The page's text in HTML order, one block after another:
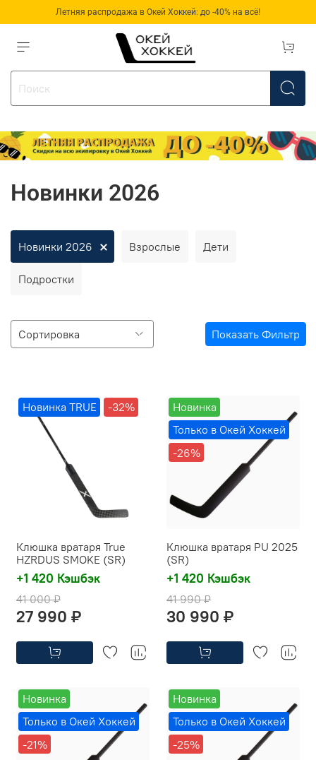
Летняя распродажа в Окей Хоккей: до -40% на всё!
Новинки 2026
Новинки 2026 Взрослые Дети
Подростки
Новинка TRUE -32%
Клюшка вратаря True
HZRDUS SMOKE (SR)
+1 420 Кэшбэк
41 000 ₽
27 990 ₽
Новинка
Только в Окей Хоккей
-26%
Клюшка вратаря PU 2025
(SR)
+1 420 Кэшбэк
41 990 ₽
30 990 ₽
Новинка
Только в Окей Хоккей
-21%
Новинка
Только в Окей Хоккей
-25%
Показать Фильтр